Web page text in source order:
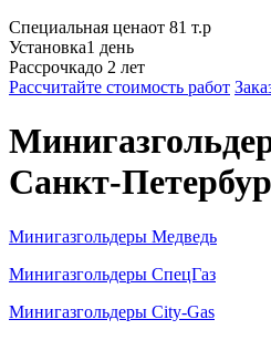
Специальная ценаот 81 т.р
Установка1 день
Рассрочкадо 2 лет
Рассчитайте стоимость работ
Санкт-
Минигазгольдеры Медведь
Минигазгольдеры СпецГаз
Минигазгольдеры City-Gas